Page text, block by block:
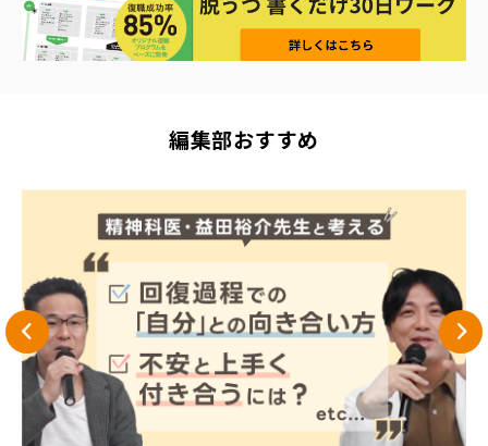
編集部おすすめ